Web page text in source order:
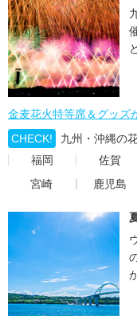
金麦花火特等席＆グッズ
CHECK!
九州・沖縄の
福岡
佐賀
宮崎
鹿児島